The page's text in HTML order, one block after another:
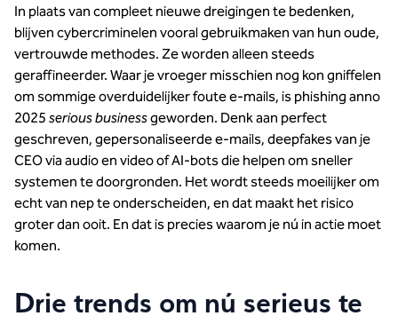
In plaats van compleet nieuwe dreigingen te bedenken,
blijven cybercriminelen vooral gebruikmaken van hun oude,
vertrouwde methodes. Ze worden alleen steeds
geraffineerder. Waar je vroeger misschien nog kon gniffelen
om sommige overduidelijker foute e-mails, is phishing anno
2025serious businessgeworden. Denk aan perfect
geschreven, gepersonaliseerde e-mails, deepfakes van je
CEO via audio en video of AI-bots die helpen om sneller
systemen te doorgronden. Het wordt steeds moeilijker om
echt van nep te onderscheiden, en dat maakt het risico
groter dan ooit. En dat is precies waarom je nú in actie moet
komen.
Drie trends om nú serieus te